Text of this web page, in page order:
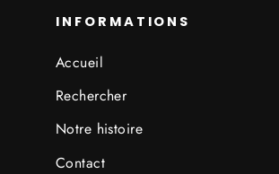
INFORMATIONS
Accueil
Rechercher
Notre histoire
Contact